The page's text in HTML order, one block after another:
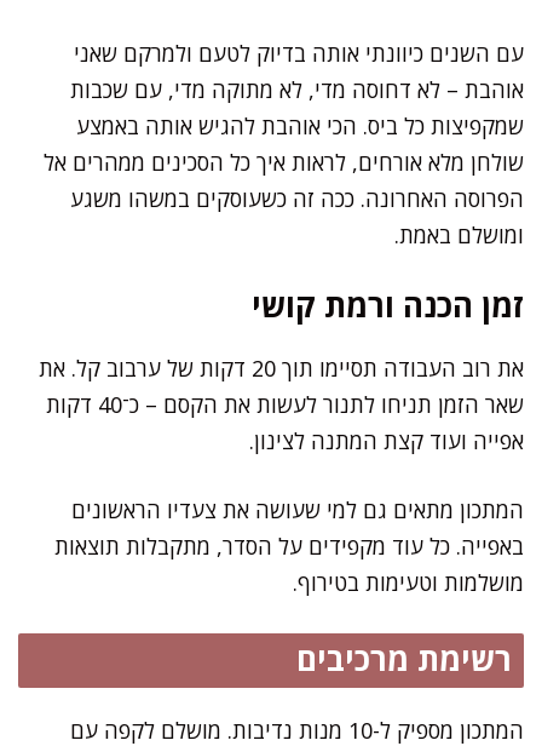
עם השנים כיוונתי אותה בדיוק לטעם ולמרקם שאני
אוהבת – לא דחוסה מדי, לא מתוקה מדי, עם שכבות
שמקפיצות כל ביס. הכי אוהבת להגיש אותה באמצע
שולחן מלא אורחים, לראות איך כל הסכינים ממהרים אל
הפרוסה האחרונה. ככה זה כשעוסקים במשהו משגע
ומושלם באמת.
זמן הכנה ורמת קושי
את רוב העבודה תסיימו תוך 20 דקות של ערבוב קל. את
שאר הזמן תניחו לתנור לעשות את הקסם – כ־40 דקות
אפייה ועוד קצת המתנה לצינון.
המתכון מתאים גם למי שעושה את צעדיו הראשונים
באפייה. כל עוד מקפידים על הסדר, מתקבלות תוצאות
מושלמות וטעימות בטירוף.
רשימת מרכיבים
המתכון מספיק ל-10 מנות נדיבות. מושלם לקפה עם